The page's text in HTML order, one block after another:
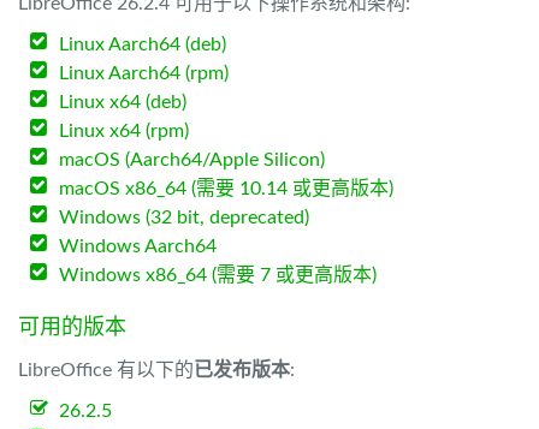
Linux Aarch64 (deb)
Linux Aarch64 (rpm)
Linux x64 (deb)
Linux x64 (rpm)
macOS (Aarch64/Apple Silicon)
macOS x86_64 (需要 10.14 或更高版本)
Windows (32 bit, deprecated)
Windows Aarch64
Windows x86_64 (需要 7 或更高版本)
可用的版本
LibreOffice 有以下的已发布版本:
26.2.5